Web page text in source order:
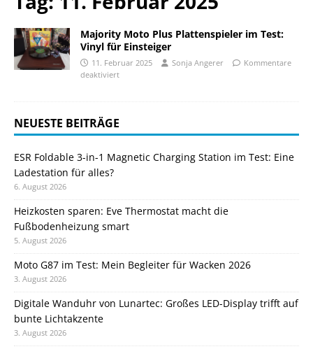
Majority Moto Plus Plattenspieler im Test:
Vinyl für Einsteiger
11. Februar 2025 Sonja Angerer
Kommentare
deaktiviert
NEUESTE BEITRÄGE
ESR Foldable 3-in-1 Magnetic Charging Station im Test: Eine
Ladestation für alles?
6. August 2026
Heizkosten sparen: Eve Thermostat macht die
Fußbodenheizung smart
5. August 2026
Moto G87 im Test: Mein Begleiter für Wacken 2026
3. August 2026
Digitale Wanduhr von Lunartec: Großes LED-Display trifft auf
bunte Lichtakzente
3. August 2026